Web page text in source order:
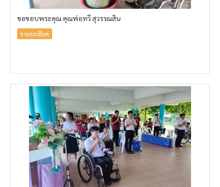
ขอขอบพระคุณ คุณพ่อทวี สุวรรณสิน
รายละเอียด